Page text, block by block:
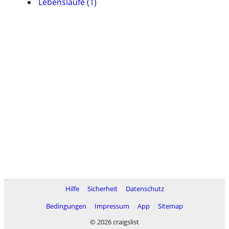
Hilfe Sicherheit
Datenschutz
Bedingungen
Impressum App
Sitemap
© 2026 craigslist